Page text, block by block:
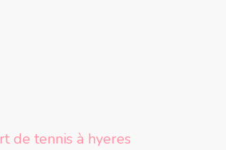
de tennis à hyeres